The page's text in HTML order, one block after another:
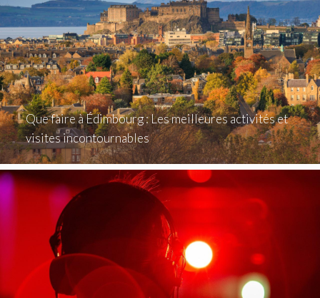
Que faire à Édimbourg : Les meilleures activités et
visites incontournables